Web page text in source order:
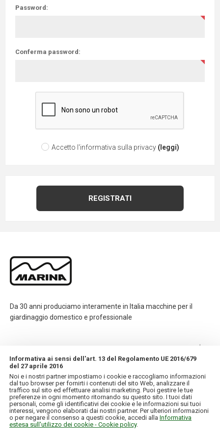
Password:
Conferma password:
Accetto l'informativa sulla privacy (leggi)
Da 30 anni produciamo interamente in Italia macchine per il
giardinaggio domestico e professionale
INFORMAZIONI
IL MIO ACCOUNT
Informativa ai sensi dell'art. 13 del Regolamento UE 2016/679
del 27 aprile 2016
Noi e i nostri partner impostiamo i cookie e raccogliamo informazioni
dal tuo browser per fornirti i contenuti del sito Web, analizzare il
traffico sul sito ed effettuare analisi marketing. Puoi gestire le tue
preferenze in ogni momento ritornando su questo sito. I tuoi dati
personali, come gli identificativi dei cookie e le informazioni sui tuoi
interessi, vengono elaborati dai nostri partner. Per ulteriori informazioni
o per negare il consenso a questi cookie, accedi alla Informativa
estesa sull'utilizzo dei cookie - Cookie policy.